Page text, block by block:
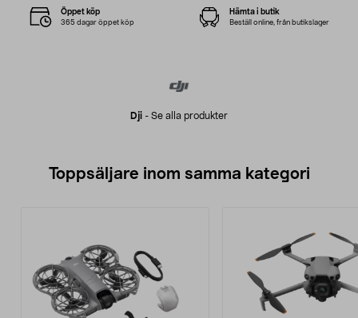
Dji - Se alla produkter
Öppet köp
365 dagar öppet köp
Hämta i butik
Beställ online, från butikslager
Toppsäljare inom samma kategori